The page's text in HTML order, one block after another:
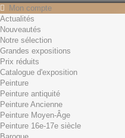
Mon compte
Contact
Français
English
Français
Actualités
Rechercher
Actualités
Nouveautés
Notre sélection
Grandes expositions
Prix réduits
Catalogue d'exposition
Peinture
Peinture antiquité
Peinture Ancienne
Peinture Moyen-Âge
Peinture 16e-17e siècle